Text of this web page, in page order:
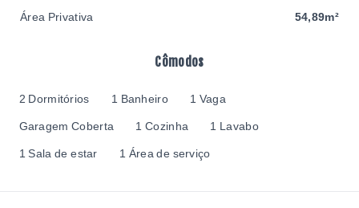
Cômodos
2 Dormitórios 1 Banheiro 1 Vaga
Garagem Coberta 1 Cozinha 1 Lavabo
1 Sala de estar 1 Área de serviço
Área Privativa 54,89m²